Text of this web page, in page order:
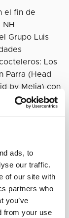
ads, to
our traffic.
of our site with
partners who
you’ve
from your use
el fin de
NH
Grupo Luis
Los
Parra (Head
by Melia) con
(responsable
estrella de la
sirvió el
su cóctel